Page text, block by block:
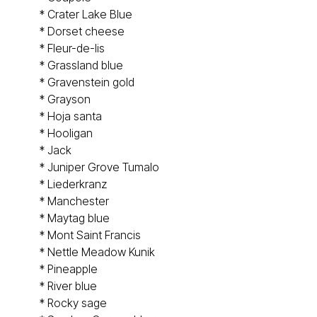
* Crater Lake Blue
* Dorset cheese
* Fleur-de-lis
* Grassland blue
* Gravenstein gold
* Grayson
* Hoja santa
* Hooligan
* Jack
* Juniper Grove Tumalo
* Liederkranz
* Manchester
* Maytag blue
* Mont Saint Francis
* Nettle Meadow Kunik
* Pineapple
* River blue
* Rocky sage